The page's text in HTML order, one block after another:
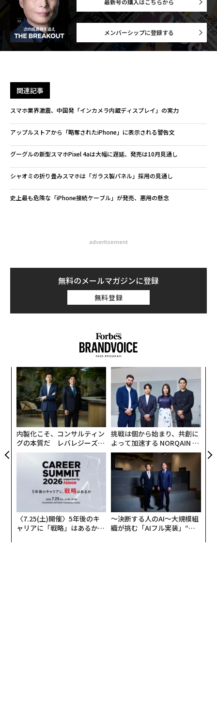
メンバーシップに登録する
関連記事
スマホ業界激震、中国発「インカメラ内蔵ディスプレイ」の実力
アップルストアから「略奪されたiPhone」に表示される警告文
グーグルの新型スマホPixel 4aは大幅に遅延、発売は10月見通し
シャオミの折り畳みスマホは「ガラス製パネル」採用の見通し
史上最も危険な「iPhone接続ケーブル」が発売、悪用の懸念
advertisement
無料のメールマガジンに登録
無料登録
内製化こそ、コンサルティン
グの本質だ レバレジーズが
実践する、次世代ファームの
挑戦は個から始まり、共創に
よって加速する NORQAIN JA
PAN 特別座談会
〈7.25(土)開催〉5年後のキ
ャリアに「戦略」はあるか。
〜決断する人のAI〜大規模組
織が挑む「AIフル実装」“使